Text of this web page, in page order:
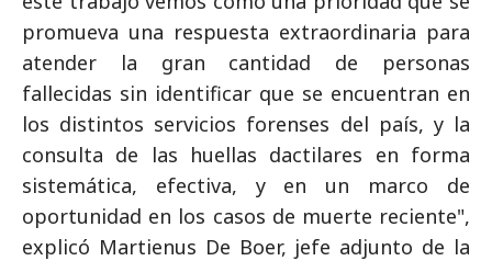
promueva una respuesta extraordinaria para
atender la gran cantidad de personas
fallecidas sin identificar que se encuentran en
los distintos servicios forenses del país, y la
consulta de las huellas dactilares en forma
sistemática, efectiva, y en un marco de
oportunidad en los casos de muerte reciente",
explicó Martienus De Boer, jefe adjunto de la